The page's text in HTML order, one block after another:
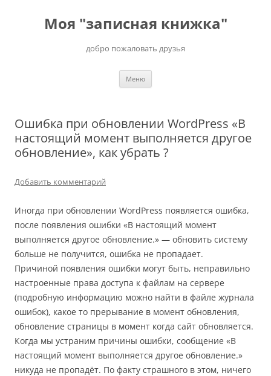
содержимомуМоя "записная книжка"
добро пожаловать друзья
Меню
Ошибка при обновлении WordPress «В
настоящий момент выполняется другое
обновление», как убрать ?
Добавить комментарий
Иногда при обновлении WordPress появляется ошибка,
после появления ошибки «В настоящий момент
выполняется другое обновление.» — обновить систему
больше не получится, ошибка не пропадает.
Причиной появления ошибки могут быть, неправильно
настроенные права доступа к файлам на сервере
(подробную информацию можно найти в файле журнала
ошибок), какое то прерывание в момент обновления,
обновление страницы в момент когда сайт обновляется.
Когда мы устраним причины ошибки, сообщение «В
настоящий момент выполняется другое обновление.»
никуда не пропадёт. По факту страшного в этом, ничего